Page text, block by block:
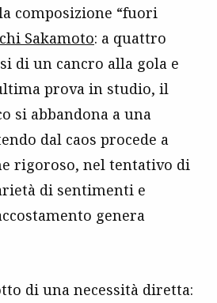
composizione “fuori
Sakamoto: a quattro
di un cancro alla gola e
prova in studio, il
si abbandona a una
dal caos procede a
rigoroso, nel tentativo di
di sentimenti e
genera
di una necessità diretta: